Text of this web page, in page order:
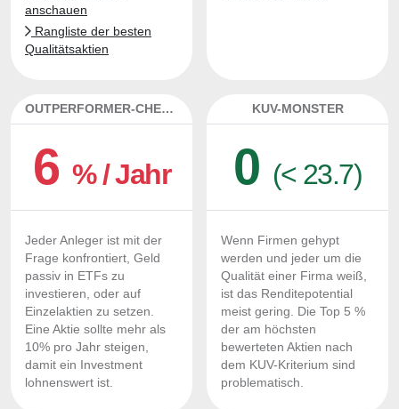
anschauen
Rangliste der besten
Qualitätsaktien
OUTPERFORMER-CHECK
6 % / Jahr
Jeder Anleger ist mit der
Frage konfrontiert, Geld
passiv in ETFs zu
investieren, oder auf
Einzelaktien zu setzen.
Eine Aktie sollte mehr als
10% pro Jahr steigen,
damit ein Investment
lohnenswert ist.
KUV-MONSTER
0 (< 23.7)
Wenn Firmen gehypt
werden und jeder um die
Qualität einer Firma weiß,
ist das Renditepotential
meist gering. Die Top 5 %
der am höchsten
bewerteten Aktien nach
dem KUV-Kriterium sind
problematisch.